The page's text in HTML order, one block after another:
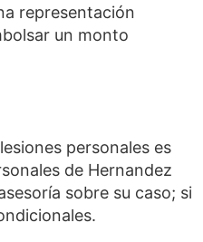
representación
un monto
personales es
de Hernandez
sobre su caso; si